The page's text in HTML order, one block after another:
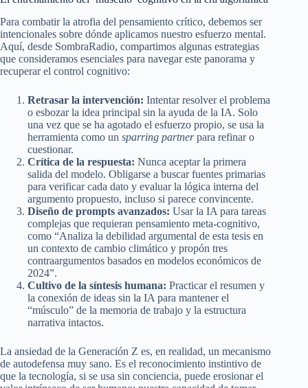
Para combatir la atrofia del pensamiento crítico, debemos ser
intencionales sobre dónde aplicamos nuestro esfuerzo mental.
Aquí, desde SombraRadio, compartimos algunas estrategias
que consideramos esenciales para navegar este panorama y
recuperar el control cognitivo:
Retrasar la intervención: Intentar resolver el problema
o esbozar la idea principal sin la ayuda de la IA. Solo
una vez que se ha agotado el esfuerzo propio, se usa la
herramienta como un sparring partnerpara refinar o
cuestionar.
Crítica de la respuesta: Nunca aceptar la primera
salida del modelo. Obligarse a buscar fuentes primarias
para verificar cada dato y evaluar la lógica interna del
argumento propuesto, incluso si parece convincente.
Diseño de prompts avanzados: Usar la IA para tareas
complejas que requieran pensamiento meta-cognitivo,
como “Analiza la debilidad argumental de esta tesis en
un contexto de cambio climático y propón tres
contraargumentos basados en modelos económicos de
2024”.
Cultivo de la síntesis humana: Practicar el resumen y
la conexión de ideas sin la IA para mantener el
“músculo” de la memoria de trabajo y la estructura
narrativa intactos.
La ansiedad de la Generación Z es, en realidad, un mecanismo
de autodefensa muy sano. Es el reconocimiento instintivo de
que la tecnología, si se usa sin conciencia, puede erosionar el